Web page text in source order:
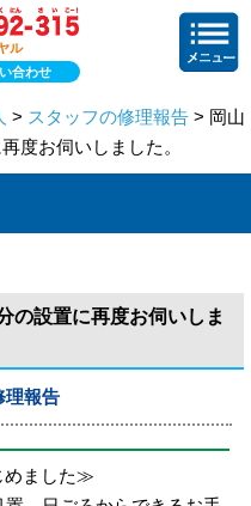
ル
合わせ
> スタッフの修理報告 > 岡山
度お伺いしました。
の設置に再度お伺いしま
理報告
めました≫